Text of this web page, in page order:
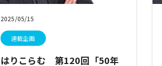
2025/05/15
連載企画
はりこらむ 第120回「50年